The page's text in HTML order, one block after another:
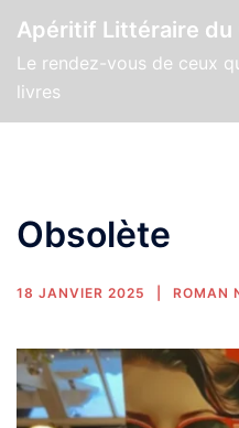
Apéritif Littéraire du
Le rendez-vous de ceux
livres
Obsolète
18 JANVIER 2025 ROMAN